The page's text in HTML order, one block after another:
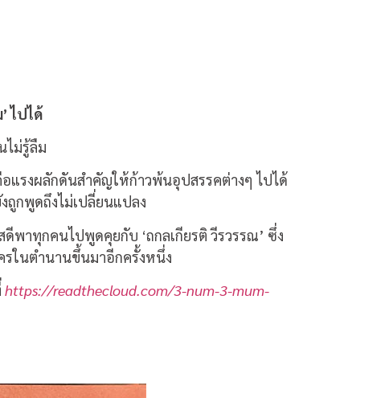
ไปได้
ไม่รู้ลืม
แรงผลักดันสำคัญให้ก้าวพ้นอุปสรรคต่างๆ ไปได้
ถูกพูดถึงไม่เปลี่ยนแปลง
ดีพาทุกคนไปพูดคุยกับ ‘ถกลเกียรติ วีรวรรณ’ ซึ่ง
รในตำนานขึ้นมาอีกครั้งหนึ่ง
https://readthecloud.com/3-num-3-mum-